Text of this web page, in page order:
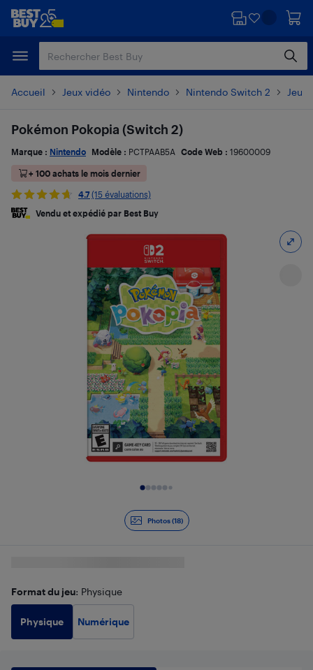
Passer
principal
Passer
Accueil Jeux vidéo Nintendo Nintendo Switch 2 Jeux
Photos (18)
Pokémon Pokopia (Switch 2)
Marque : Nintendo Modèle : PCTPAAB5A Code Web : 19600009
+ 100 achats le mois dernier
4.7 (15 évaluations)
Vendu et expédié par Best Buy
Format du jeu: Physique
Physique Numérique